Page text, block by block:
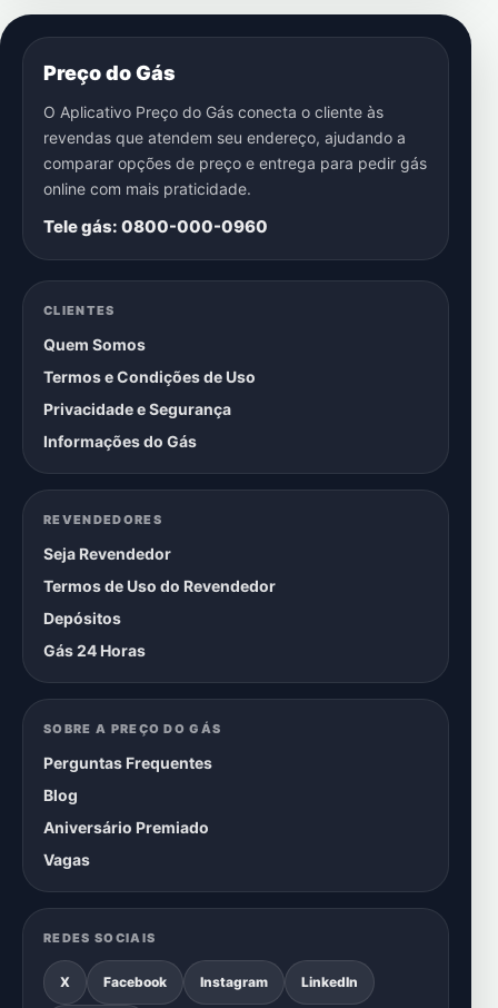
Preço do Gás
O Aplicativo Preço do Gás conecta o cliente às
revendas que atendem seu endereço, ajudando a
comparar opções de preço e entrega para pedir gás
online com mais praticidade.
Tele gás: 0800-000-0960
CLIENTES
Quem Somos
Termos e Condições de Uso
Privacidade e Segurança
Informações do Gás
REVENDEDORES
Seja Revendedor
Termos de Uso do Revendedor
Depósitos
Gás 24 Horas
SOBRE A PREÇO DO GÁS
Perguntas Frequentes
Blog
Aniversário Premiado
Vagas
REDES SOCIAIS
X Facebook Instagram LinkedIn